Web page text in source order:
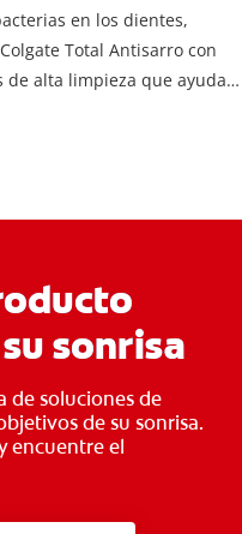
en los dientes,
Total Antisarro con
de alta limpieza que ayudan
sonrisa
de soluciones de
de su sonrisa.
encuentre el